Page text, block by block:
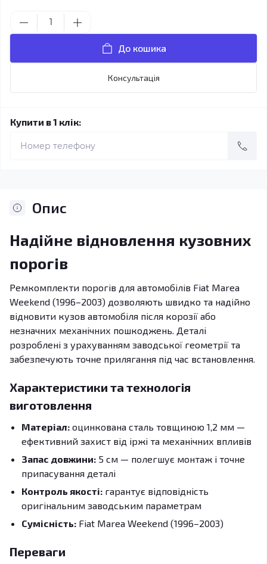
До кошика
Консультація
Купити в 1 клік:
Опис
Надійне відновлення кузовних
порогів
Ремкомплекти порогів для автомобілів Fiat Marea
Weekend (1996–2003) дозволяють швидко та надійно
відновити кузов автомобіля після корозії або
незначних механічних пошкоджень. Деталі
розроблені з урахуванням заводської геометрії та
забезпечують точне прилягання під час встановлення.
Характеристики та технологія
виготовлення
Матеріал: оцинкована сталь товщиною 1,2 мм —
ефективний захист від іржі та механічних впливів
Запас довжини: 5 см — полегшує монтаж і точне
припасування деталі
Контроль якості: гарантує відповідність
оригінальним заводським параметрам
Сумісність: Fiat Marea Weekend (1996–2003)
Переваги